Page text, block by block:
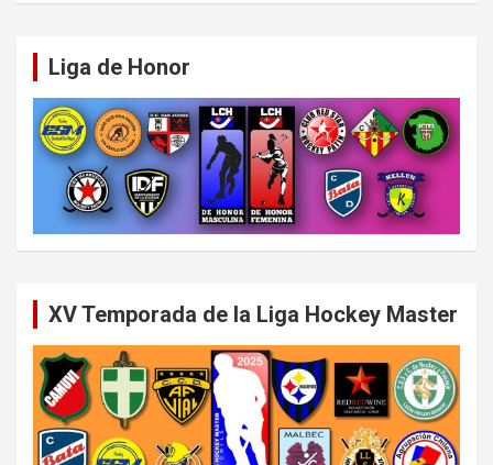
Liga de Honor
XV Temporada de la Liga Hockey Master